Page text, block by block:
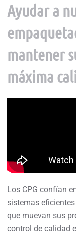
Ayudar a
mantener
máxima
Los CPG confían
sistemas
que muevan sus
control de calidad